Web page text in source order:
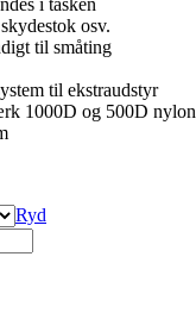
osv.
til småting
til ekstraudstyr
1000D og 500D nylon
Ryd